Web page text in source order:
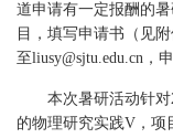
道申请有一定报酬的
目，填写申请书（见
至liusy@sjtu.edu.cn，
本次暑研活动针
的物理研究实践V，项